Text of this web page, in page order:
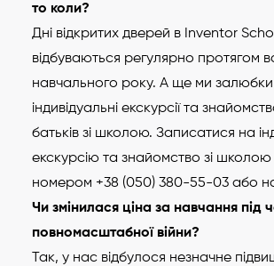
то коли?
Дні відкритих дверей в Inventor
відбуваються регулярно протягом
навчального року. А ще ми
індивідуальні екскурсії та
батьків зі школою. Записатися на
екскурсію та знайомство зі
номером +38 (050) 380-55-03 або на
Чи змінилася ціна за навчання під
повномасштабної війни?
Так, у нас відбулося незначне